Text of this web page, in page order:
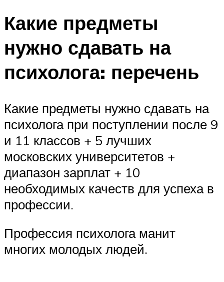
Какие предметы
нужно сдавать на
психолога: перечень
Какие предметы нужно сдавать на
психолога при поступлении после 9
и 11 классов + 5 лучших
московских университетов +
диапазон зарплат + 10
необходимых качеств для успеха в
профессии.
Профессия психолога манит
многих молодых людей.